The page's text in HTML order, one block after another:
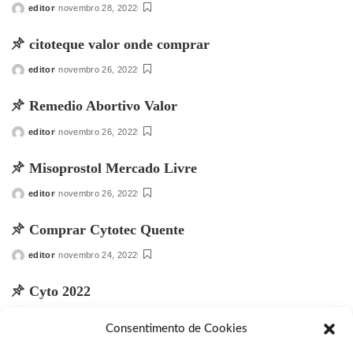
Consentimento de Cookies
Posted
editor novembro 28, 2022
citoteque valor onde comprar
Posted
editor novembro 26, 2022
Remedio Abortivo Valor
Posted
editor novembro 26, 2022
Misoprostol Mercado Livre
Posted
editor novembro 26, 2022
Comprar Cytotec Quente
Posted
editor novembro 24, 2022
Cyto 2022